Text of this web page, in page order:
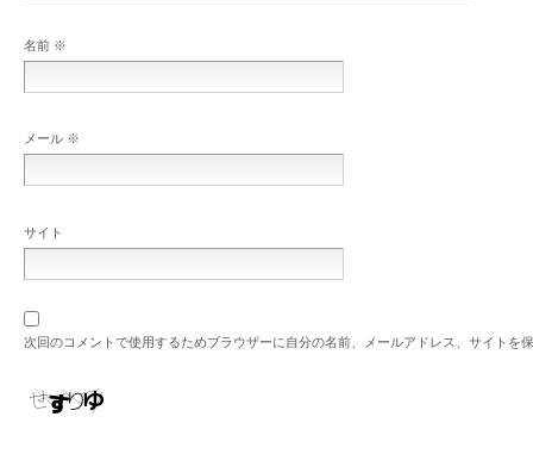
名前 ※
メール ※
サイト
次回のコメントで使用するためブラウザーに自分の名前、メールアドレス、サイトを